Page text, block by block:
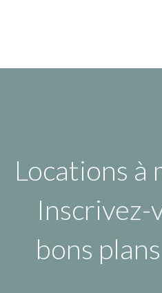
Locations à
Inscrivez-
bons